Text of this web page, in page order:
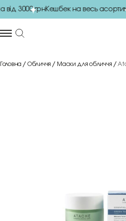
3000 грнКешбек на весь
Головна Обличчя Маски для обличчя